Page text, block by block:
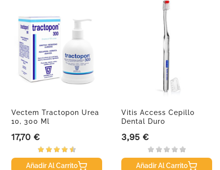
Vectem Tractopon Urea
10, 300 Ml
Precio
17,70 €
Añadir Al Carrito
Vitis Access Cepillo
Dental Duro
Precio
3,95 €
Añadir Al Carrito